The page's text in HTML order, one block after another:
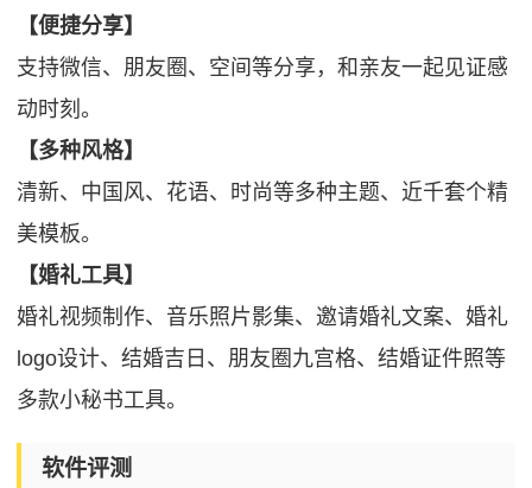
【便捷分享】
支持微信、朋友圈、空间等分享，和亲友一起见证感
动时刻。
【多种风格】
清新、中国风、花语、时尚等多种主题、近千套个精
美模板。
【婚礼工具】
婚礼视频制作、音乐照片影集、邀请婚礼文案、婚礼
logo设计、结婚吉日、朋友圈九宫格、结婚证件照等
多款小秘书工具。
软件评测